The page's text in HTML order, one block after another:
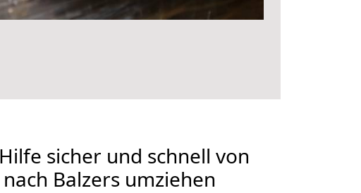
sicher und schnell von
Balzers umziehen